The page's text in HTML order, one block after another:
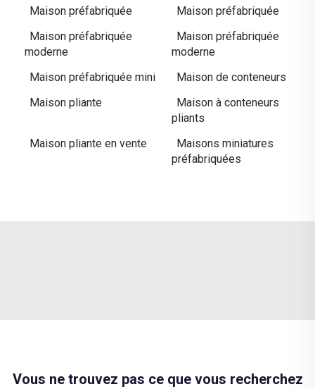
Maison préfabriquée
Maison préfabriquée
Maison préfabriquée
moderne
Maison préfabriquée
moderne
Maison préfabriquée mini
Maison de conteneurs
Maison pliante
Maison à conteneurs
pliants
Maison pliante en vente
Maisons miniatures
préfabriquées
Vous ne trouvez pas ce que vous recherchez